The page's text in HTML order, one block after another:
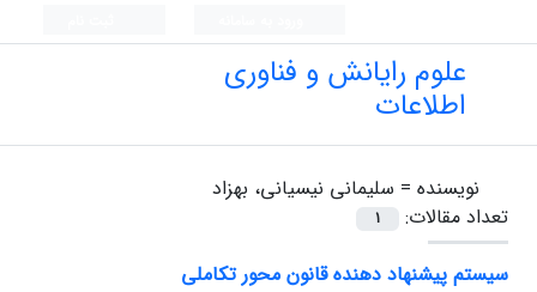
علوم رایانش و فناوری
اطلاعات
نویسنده = سلیمانی نیسیانی، بهزاد
تعداد مقالات:
1
سیستم پیشنهاد دهنده قانون محور تکاملی